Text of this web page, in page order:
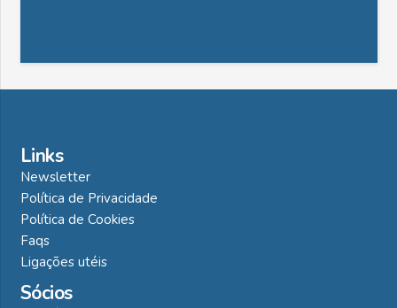
Links
Newsletter
Política de Privacidade
Política de Cookies
Faqs
Ligações utéis
Sócios